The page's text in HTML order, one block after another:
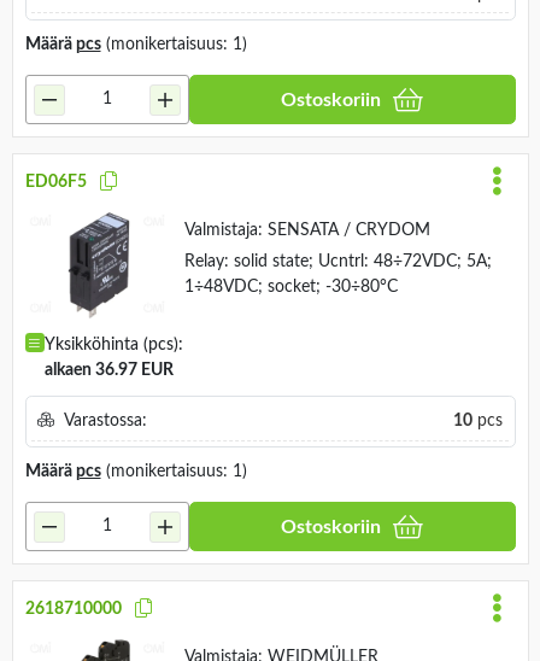
Määrä pcs(monikertaisuus: 1)
Ostoskoriin
ED06F5
Valmistaja: SENSATA / CRYDOM
Relay: solid state; Ucntrl: 48÷72VDC; 5A;
1÷48VDC; socket; -30÷80°C
Yksikköhinta (pcs):
alkaen 36.97 EUR
Varastossa: 10pcs
Määrä pcs(monikertaisuus: 1)
Ostoskoriin
2618710000